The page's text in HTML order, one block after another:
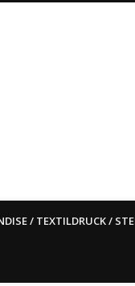
ain`t dead
/ TEXTILDRUCK /